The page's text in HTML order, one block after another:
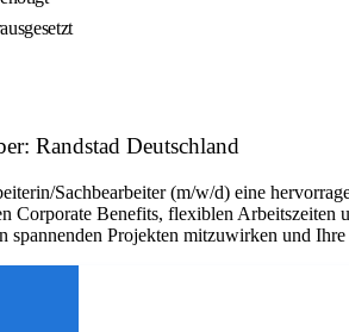
Randstad Deutschland
Sachbearbeiter (m/w/d) eine
Corporate Benefits, flexiblen
spannenden Projekten mitzuwirken und